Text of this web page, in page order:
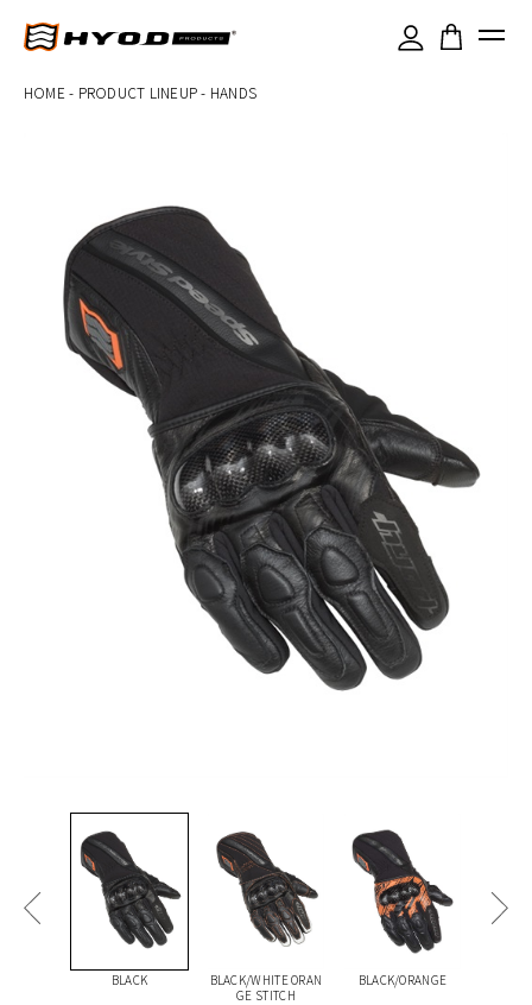
HOME - PRODUCT LINEUP- HANDS
BLACK
BLACK/WHITE ORAN
GE STITCH
BLACK/ORANGE
×